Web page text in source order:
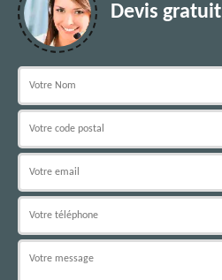
Devis gratuit